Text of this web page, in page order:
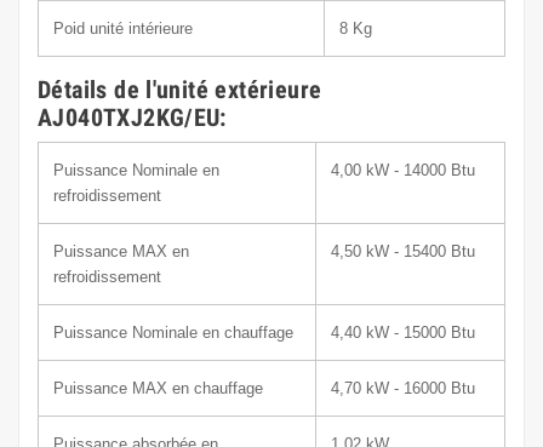
Poid unité intérieure 8 Kg
Détails de l'unité extérieure
AJ040TXJ2KG/EU:
Puissance Nominale en
refroidissement
4,00 kW - 14000 Btu
Puissance MAX en
refroidissement
4,50 kW - 15400 Btu
Puissance Nominale en chauffage 4,40 kW - 15000 Btu
Puissance MAX en chauffage 4,70 kW - 16000 Btu